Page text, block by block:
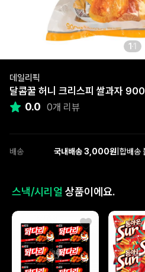
1 1
데일리픽
달콤꿀 허니 크리스피 쌀과자
0.0 0개 리뷰
배송 국내배송 3,000원 합배송
스낵/시리얼 상품이에요.